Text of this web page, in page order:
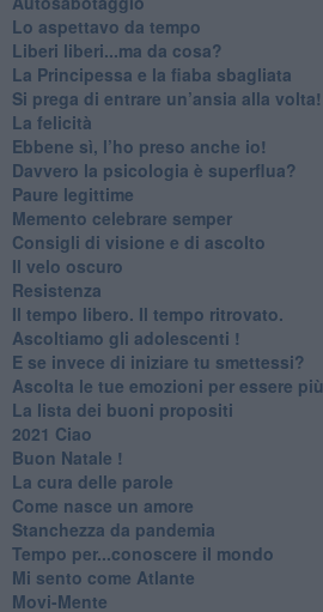
​Lo aspettavo da tempo
​Liberi liberi...ma da cosa?
​La Principessa e la fiaba sbagliata
Si prega di entrare un’ansia alla volta!
​La felicità
​Ebbene sì, l’ho preso anche io!
​Davvero la psicologia è superflua?
Paure legittime
​Memento celebrare semper
​Consigli di visione e di ascolto
​Il velo oscuro
Resistenza
​Il tempo libero. Il tempo ritrovato.
Ascoltiamo gli adolescenti !
​E se invece di iniziare tu smettessi?
​Ascolta le tue emozioni per essere
​La lista dei buoni propositi
2021 Ciao
Buon Natale !
​La cura delle parole
​Come nasce un amore
Stanchezza da pandemia
​Tempo per...conoscere il mondo
​Mi sento come Atlante
​Movi-Mente